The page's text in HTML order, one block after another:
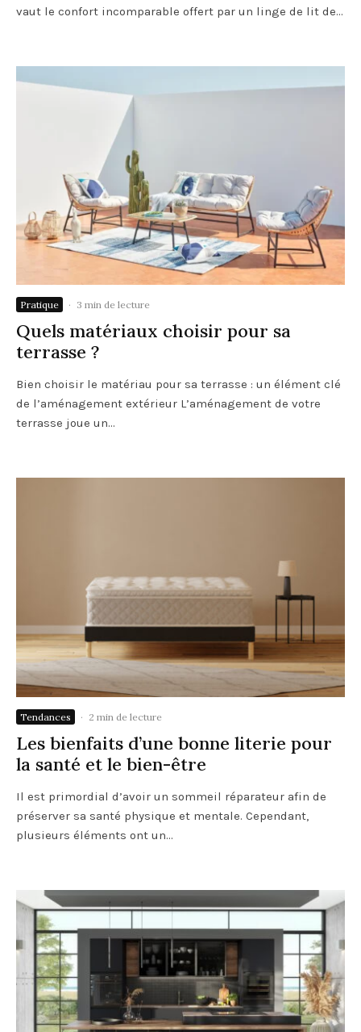
vaut le confort incomparable offert par un linge de lit de...
Pratique · 3 min de lecture
Quels matériaux choisir pour sa
terrasse ?
Bien choisir le matériau pour sa terrasse : un élément clé
de l’aménagement extérieur L’aménagement de votre
terrasse joue un...
Tendances · 2 min de lecture
Les bienfaits d’une bonne literie pour
la santé et le bien-être
Il est primordial d’avoir un sommeil réparateur afin de
préserver sa santé physique et mentale. Cependant,
plusieurs éléments ont un...